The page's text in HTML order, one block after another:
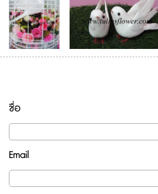
ชื่อ
Email